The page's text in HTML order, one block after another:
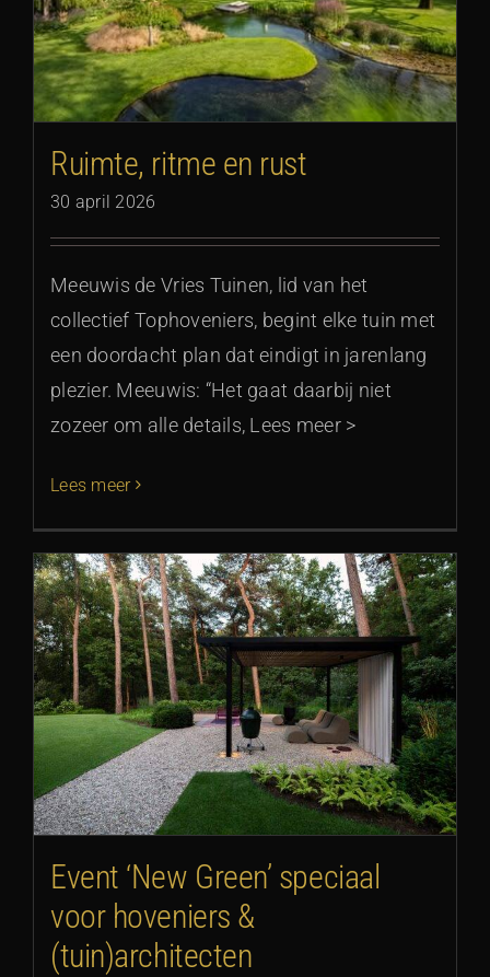
Ruimte, ritme en rust
30 april 2026
Meeuwis de Vries Tuinen, lid van het
collectief Tophoveniers, begint elke tuin met
een doordacht plan dat eindigt in jarenlang
plezier. Meeuwis: “Het gaat daarbij niet
zozeer om alle details, Lees meer >
Lees meer
Event ‘New Green’ speciaal
voor hoveniers &
(tuin)architecten